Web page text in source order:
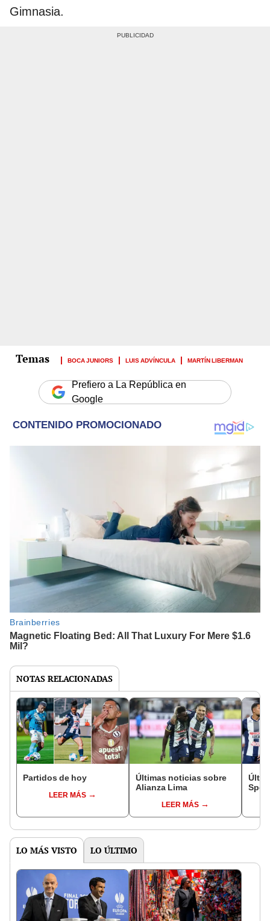
Gimnasia.
BOCA JUNIORS LUIS ADVÍNCULA MARTÍN LIBERMAN
Prefiero a La República en
Google
NOTAS RELACIONADAS
Partidos de hoy
LEER MÁS
Últimas noticias sobre
Alianza Lima
LEER MÁS
LO MÁS VISTO LO ÚLTIMO